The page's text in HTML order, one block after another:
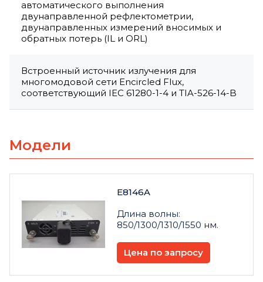
автоматического выполнения
двунаправленной рефлектометрии,
двунаправленных измерений вносимых и
обратных потерь (IL и ORL)
Встроенный источник излучения для
многомодовой сети Encircled Flux,
соответствующий IEC 61280-1-4 и TIA-526-14-B
Модели
E8146A
Длина волны:
850/1300/1310/1550 нм.
Цена по запросу